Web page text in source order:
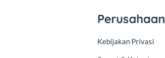
Perusahaan
Kebijakan Privasi